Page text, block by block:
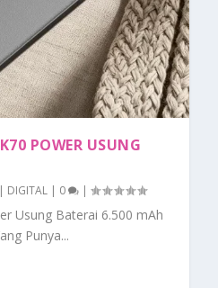
POWER USUNG
| DIGITAL | 0 |
Usung Baterai 6.500 mAh
Punya...